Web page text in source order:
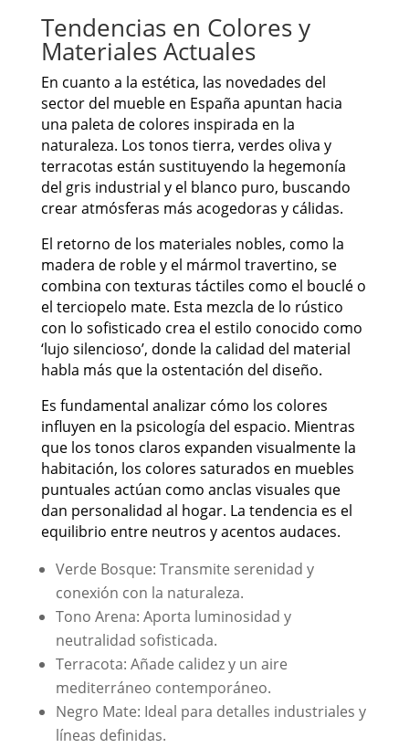
Tendencias en Colores y
Materiales Actuales
En cuanto a la estética, las novedades del
sector del mueble en España apuntan hacia
una paleta de colores inspirada en la
naturaleza. Los tonos tierra, verdes oliva y
terracotas están sustituyendo la hegemonía
del gris industrial y el blanco puro, buscando
crear atmósferas más acogedoras y cálidas.
El retorno de los materiales nobles, como la
madera de roble y el mármol travertino, se
combina con texturas táctiles como el bouclé o
el terciopelo mate. Esta mezcla de lo rústico
con lo sofisticado crea el estilo conocido como
‘lujo silencioso’, donde la calidad del material
habla más que la ostentación del diseño.
Es fundamental analizar cómo los colores
influyen en la psicología del espacio. Mientras
que los tonos claros expanden visualmente la
habitación, los colores saturados en muebles
puntuales actúan como anclas visuales que
dan personalidad al hogar. La tendencia es el
equilibrio entre neutros y acentos audaces.
Verde Bosque: Transmite serenidad y
conexión con la naturaleza.
Tono Arena: Aporta luminosidad y
neutralidad sofisticada.
Terracota: Añade calidez y un aire
mediterráneo contemporáneo.
Negro Mate: Ideal para detalles industriales y
líneas definidas.